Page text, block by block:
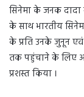
सिनेमा के जनक दादा
के साथ भारतीय
के प्रति उनके जुनून
तक पहुंचाने के लिए
प्रशस्त किया ।